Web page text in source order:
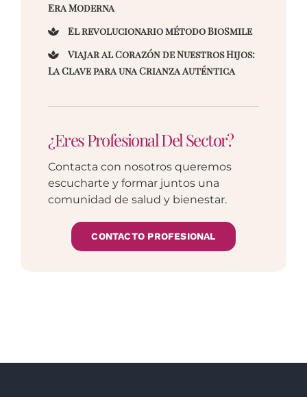
Era Moderna
El revolucionario método BioSmile
Viajar al Corazón de Nuestros Hijos:
La Clave para una Crianza Auténtica
¿Eres Profesional Del Sector?
Contacta con nosotros queremos
escucharte y formar juntos una
comunidad de salud y bienestar.
CONTACTO PROFESIONAL